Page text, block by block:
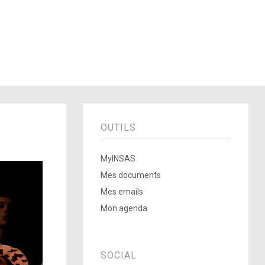
OUTILS
MyINSAS
Mes documents
Mes emails
Mon agenda
SOCIAL